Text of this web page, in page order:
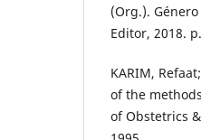
(Org.).
Editor, 2018.
KARIM,
of the
of Obstetrics